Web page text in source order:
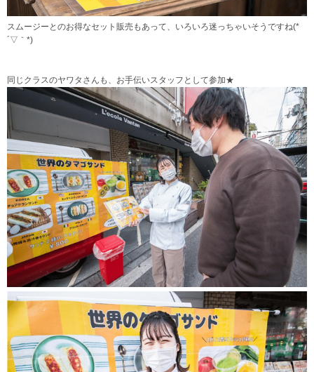
スムージーとのお得なセット販売もあって、いろいろ迷っちゃいそうですね(*
´▽｀*)
同じクラスのヤワタさんも、お手伝いスタッフとして参加★